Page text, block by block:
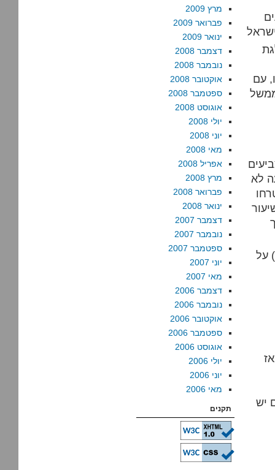
עם
הצביעו 23% מהמצביעים
לא
על
יש
מרץ 2009
פברואר 2009
ינואר 2009
דצמבר 2008
נובמבר 2008
אוקטובר 2008
ספטמבר 2008
אוגוסט 2008
יולי 2008
יוני 2008
מאי 2008
אפריל 2008
מרץ 2008
פברואר 2008
ינואר 2008
דצמבר 2007
נובמבר 2007
ספטמבר 2007
יוני 2007
מאי 2007
דצמבר 2006
נובמבר 2006
אוקטובר 2006
ספטמבר 2006
אוגוסט 2006
יולי 2006
יוני 2006
מאי 2006
תקנים